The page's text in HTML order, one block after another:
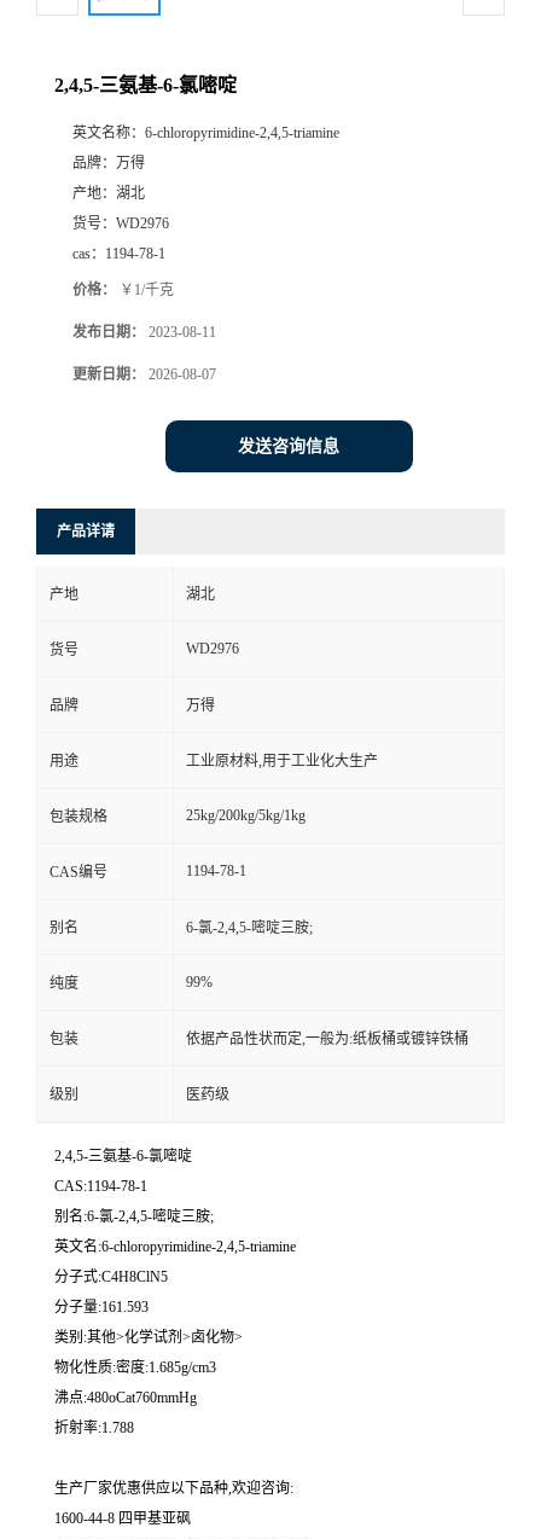
2,4,5-三氨基-6-氯嘧啶
英文名称： 6-chloropyrimidine-2,4,5-triamine
品牌： 万得
产地： 湖北
货号： WD2976
cas： 1194-78-1
价格： ￥1/千克
发布日期： 2023-08-11
更新日期： 2026-08-07
发送咨询信息
产品详请
产地 湖北
货号 WD2976
品牌 万得
用途 工业原材料,用于工业化大生产
包装规格 25kg/200kg/5kg/1kg
CAS编号 1194-78-1
别名 6-氯-2,4,5-嘧啶三胺;
纯度 99%
包装 依据产品性状而定,一般为:纸板桶或镀锌铁桶
级别 医药级
2,4,5-三氨基-6-氯嘧啶
CAS:1194-78-1
别名:6-氯-2,4,5-嘧啶三胺;
英文名:6-chloropyrimidine-2,4,5-triamine
分子式:C4H8ClN5
分子量:161.593
类别:其他>化学试剂>卤化物>
物化性质:密度:1.685g/cm3
沸点:480oCat760mmHg
折射率:1.788
生产厂家优惠供应以下品种,欢迎咨询:
1600-44-8 四甲基亚砜